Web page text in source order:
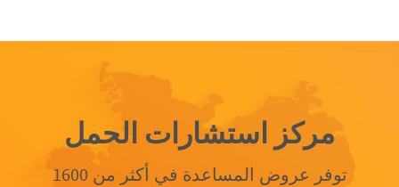
مركز استشارات الحمل
توفر عروض المساعدة في أكثر من 1600